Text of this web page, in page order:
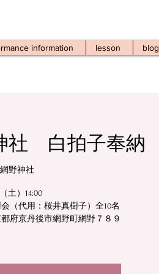
information lesson blog
社 白拍子奉納
網野神社
土）14:00
（代用：桜井真樹子）全10名
府京丹後市網野町網野７８９